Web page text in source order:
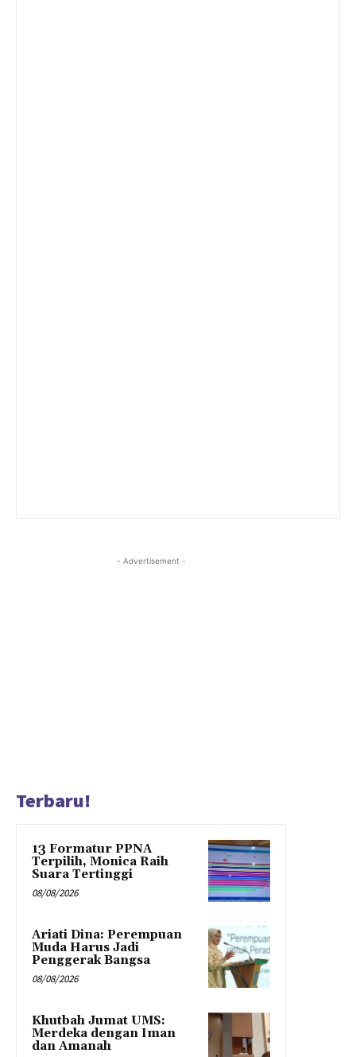
- Advertisement -
Terbaru!
13 Formatur PPNA
Terpilih, Monica Raih
Suara Tertinggi
08/08/2026
Ariati Dina: Perempuan
Muda Harus Jadi
Penggerak Bangsa
08/08/2026
Khutbah Jumat UMS:
Merdeka dengan Iman
dan Amanah